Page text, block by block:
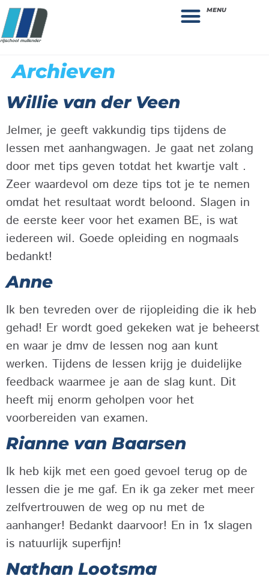
MENU
Archieven
Willie van der Veen
Jelmer, je geeft vakkundig tips tijdens de
lessen met aanhangwagen. Je gaat net zolang
door met tips geven totdat het kwartje valt .
Zeer waardevol om deze tips tot je te nemen
omdat het resultaat wordt beloond. Slagen in
de eerste keer voor het examen BE, is wat
iedereen wil. Goede opleiding en nogmaals
bedankt!
Anne
Ik ben tevreden over de rijopleiding die ik heb
gehad! Er wordt goed gekeken wat je beheerst
en waar je dmv de lessen nog aan kunt
werken. Tijdens de lessen krijg je duidelijke
feedback waarmee je aan de slag kunt. Dit
heeft mij enorm geholpen voor het
voorbereiden van examen.
Rianne van Baarsen
Ik heb kijk met een goed gevoel terug op de
lessen die je me gaf. En ik ga zeker met meer
zelfvertrouwen de weg op nu met de
aanhanger! Bedankt daarvoor! En in 1x slagen
is natuurlijk superfijn!
Nathan Lootsma